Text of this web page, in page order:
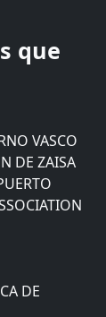
que
DEL
VASCO
DE ZAISA
DE